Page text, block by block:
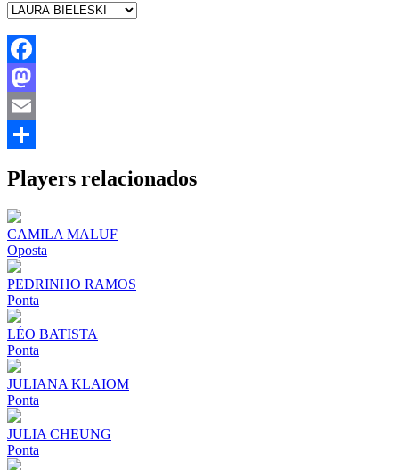
Facebook
Mastodon
Email
Players relacionados
CAMILA MALUF
Oposta
PEDRINHO RAMOS
Ponta
LÉO BATISTA
Ponta
JULIANA KLAIOM
Ponta
JULIA CHEUNG
Ponta